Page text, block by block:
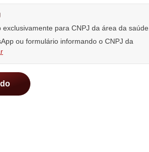
para CNPJ da área da saúde.
ou formulário informando o CNPJ da